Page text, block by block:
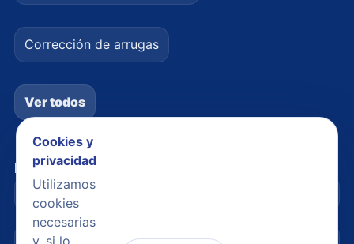
Corrección de arrugas
Ver todos
Legal
Avisos legales
Cookies y
privacidad
Utilizamos
cookies
necesarias
y, si lo